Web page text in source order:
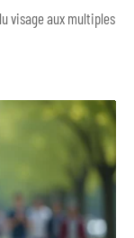
visage aux multiples